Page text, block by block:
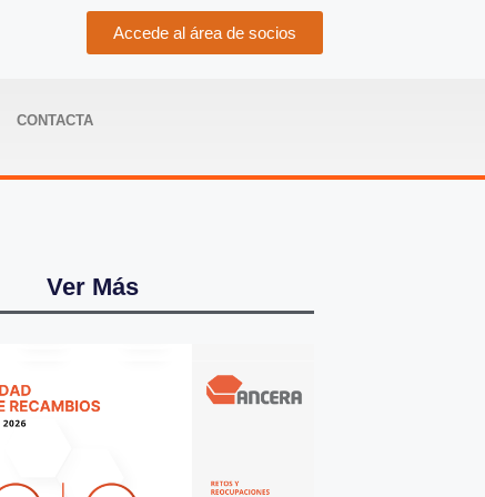
Accede al área de socios
CONTACTA
Ver Más